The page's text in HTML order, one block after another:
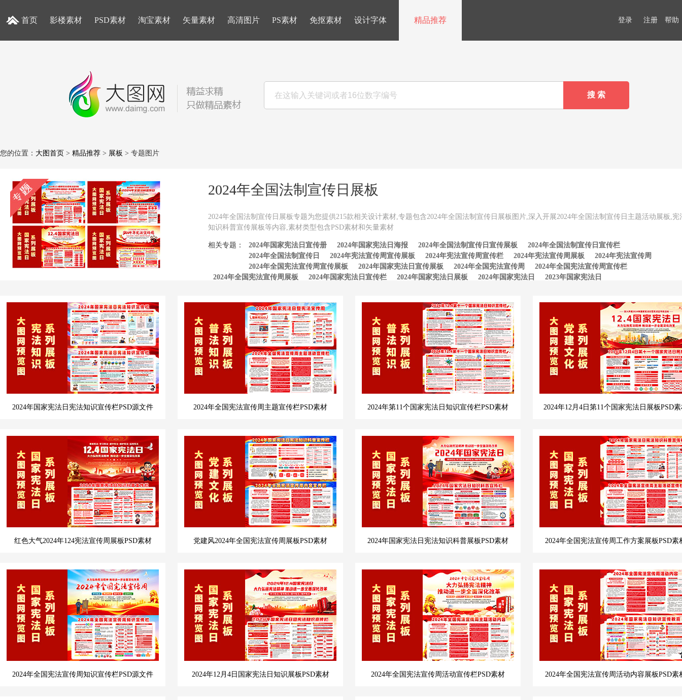
首页 影楼素材 PSD素材 淘宝素材 矢量素材 高清图片 PS素材 免抠素材 设计字体 精品推荐 登录 注册 帮助
您的位置： 大图首页 > 精品推荐 > 展板 > 专题图片
2024年全国法制宣传日展板
2024年全国法制宣传日展板专题为您提供215款相关设计素材,专题包含2024年全国法制宣传日展板图片,深入开展2024年全国法制宣传日主题活动展板,宪
知识科普宣传展板等内容,素材类型包含PSD素材和矢量素材
相关专题： 2024年国家宪法日宣传册 2024年国家宪法日海报 2024年全国法制宣传日宣传展板
2024年全国法制宣传日宣传栏
2024年全国法制宣传日
2024年宪法宣传周宣传展板 2024年宪法宣传周宣传栏 2024年宪法宣传周展板
2024年宪法宣传周
2024年全国宪法宣传周宣传展板
2024年国家宪法日宣传展板 2024年全国宪法宣传周
2024年全国宪法宣传周宣传栏
2024年全国宪法宣传周展板
2024年国家宪法日宣传栏 2024年国家宪法日展板 2024年国家宪法日 2023年国家宪法日
2024年国家宪法日宪法知识宣传栏PSD源文件 2024年全国宪法宣传周主题宣传栏PSD素材 2024年第11个国家宪法日知识宣传栏PSD素材 2024年12月4日第11个国家宪法日展板PSD
红色大气2024年124宪法宣传周展板PSD素材 党建风2024年全国宪法宣传周展板PSD素材 2024年国家宪法日宪法知识科普展板PSD素材 2024年全国宪法宣传周工作方案展板PSD素
2024年全国宪法宣传周知识宣传栏PSD源文件 2024年12月4日国家宪法日知识展板PSD素材 2024年全国宪法宣传周活动宣传栏PSD素材 2024年全国宪法宣传周活动内容展板PSD素